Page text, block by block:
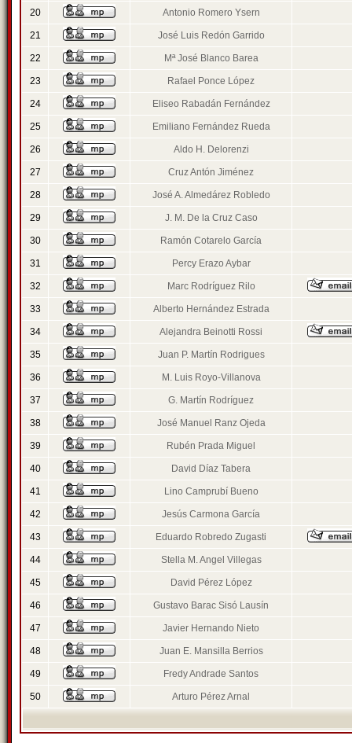
20 Antonio Romero Ysern
21 José Luis Redón Garrido
22 Mª José Blanco Barea
23 Rafael Ponce López
24 Eliseo Rabadán Fernández
25 Emiliano Fernández Rueda
26 Aldo H. Delorenzi
27 Cruz Antón Jiménez
28 José A. Almedárez Robledo
29 J. M. De la Cruz Caso
30 Ramón Cotarelo García
31 Percy Erazo Aybar
32 Marc Rodríguez Rilo
33 Alberto Hernández Estrada
34 Alejandra Beinotti Rossi
35 Juan P. Martín Rodrigues
36 M. Luis Royo-Villanova
37 G. Martín Rodríguez
38 José Manuel Ranz Ojeda
39 Rubén Prada Miguel
40 David Díaz Tabera
41 Lino Camprubí Bueno
42 Jesús Carmona García
43 Eduardo Robredo Zugasti
44 Stella M. Angel Villegas
45 David Pérez López
46 Gustavo Barac Sisó Lausín
47 Javier Hernando Nieto
48 Juan E. Mansilla Berrios
49 Fredy Andrade Santos
50 Arturo Pérez Arnal